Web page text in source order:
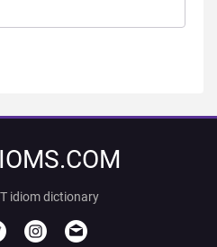
idiom dictionary